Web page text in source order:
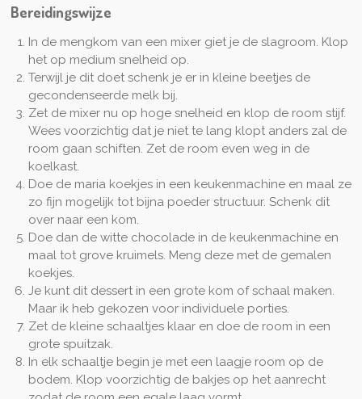
Bereidingswijze
In de mengkom van een mixer giet je de slagroom. Klop
het op medium snelheid op.
Terwijl je dit doet schenk je er in kleine beetjes de
gecondenseerde melk bij.
Zet de mixer nu op hoge snelheid en klop de room stijf.
Wees voorzichtig dat je niet te lang klopt anders zal de
room gaan schiften. Zet de room even weg in de
koelkast.
Doe de maria koekjes in een keukenmachine en maal ze
zo fijn mogelijk tot bijna poeder structuur. Schenk dit
over naar een kom.
Doe dan de witte chocolade in de keukenmachine en
maal tot grove kruimels. Meng deze met de gemalen
koekjes.
Je kunt dit dessert in een grote kom of schaal maken.
Maar ik heb gekozen voor individuele porties.
Zet de kleine schaaltjes klaar en doe de room in een
grote spuitzak.
In elk schaaltje begin je met een laagje room op de
bodem. Klop voorzichtig de bakjes op het aanrecht